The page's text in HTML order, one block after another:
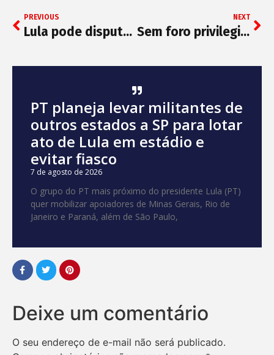
PREVIOUS
Lula pode disputar reeleição em 2026, diz Rui Costa
NEXT
Sem foro privilegiado, Bolsonaro voltará a ser denunciado à Justiça por senadores da CPI da Covid
PT planeja levar militantes de
outros estados a SP para lotar
ato de Lula em estádio e
evitar fiasco
7 de agosto de 2026
O grupo do PT mais próximo do presidente Lula (PT)
quer mobilizar apoiadores de Minas Gerais, Rio de
Janeiro e Paraná, além de São Paulo,
Deixe um comentário
O seu endereço de e-mail não será publicado.